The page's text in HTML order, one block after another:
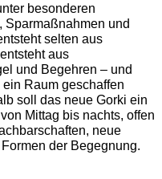
besonderen
Sparmaßnahmen und
selten aus
aus
und Begehren – und
Raum geschaffen
soll das neue Gorki ein
Mittag bis nachts, offen
neue
der Begegnung.